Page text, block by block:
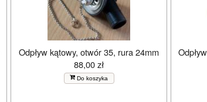
Odpływ kątowy, otwór 35, rura 24mm
88,00 zł
Do koszyka